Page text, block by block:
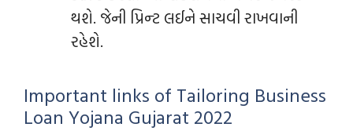
થશે. જેની પ્રિન્‍ટ લઈને સાચવી રાખવાની
રહેશે.
Important links of Tailoring Business
Loan Yojana Gujarat 2022